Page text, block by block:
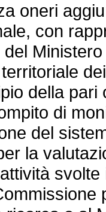
oneri
con
della
di
del
la